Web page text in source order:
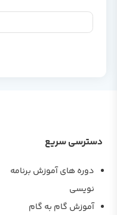
دسترسی سریع
دوره های آموزش برنامه
نویسی
آموزش گام به گام